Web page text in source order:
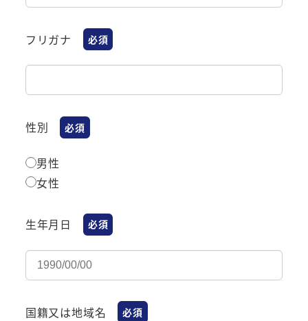
フリガナ 必須
性別 必須
男性
女性
生年月日 必須
国籍又は地域名 必須